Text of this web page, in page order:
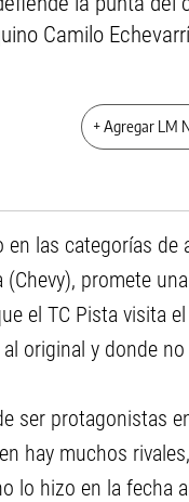
Camilo
+ Agregar LM
las categorías de
(Chevy), promete
el TC Pista visita
original y donde
ser protagonistas
hay muchos
lo hizo en la fecha